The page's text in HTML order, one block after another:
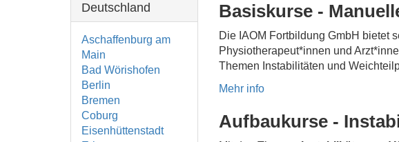
Deutschland
Aschaffenburg am
Main
Bad Wörishofen
Berlin
Bremen
Coburg
Eisenhüttenstadt
Basiskurse -
Die IAOM Fortbildung GmbH bietet
Physiotherapeut*innen und
Themen Instabilitäten und
Mehr info
Aufbaukurse -